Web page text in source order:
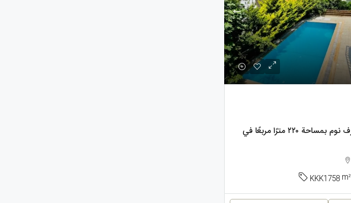
فيلا مفروشة بأربع غرف نوم بمساحة ٢٢٠ مترًا مربعًا في
m²
KKK1758